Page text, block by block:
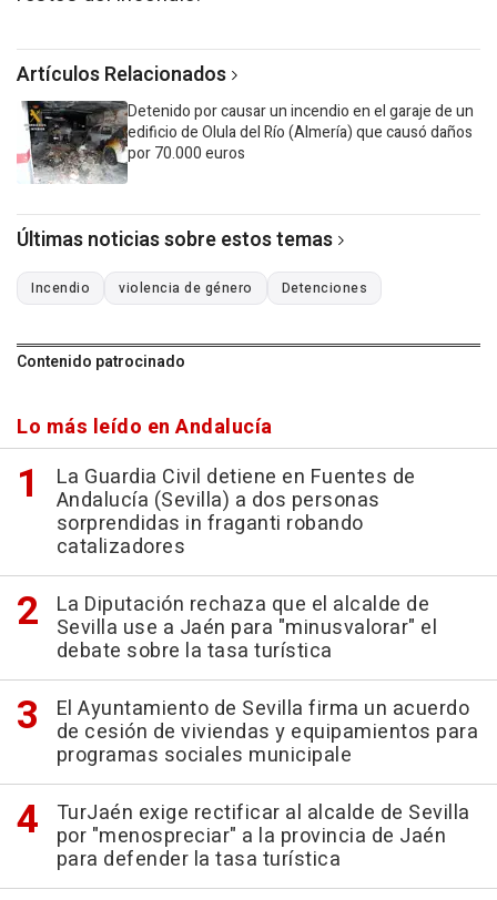
Artículos Relacionados
Detenido por causar un incendio en el garaje de un
edificio de Olula del Río (Almería) que causó daños
por 70.000 euros
Últimas noticias sobre estos temas
Incendio violencia de género Detenciones
Contenido patrocinado
Lo más leído en Andalucía
La Guardia Civil detiene en Fuentes de
Andalucía (Sevilla) a dos personas
sorprendidas in fraganti robando
catalizadores
La Diputación rechaza que el alcalde de
Sevilla use a Jaén para "minusvalorar" el
debate sobre la tasa turística
El Ayuntamiento de Sevilla firma un acuerdo
de cesión de viviendas y equipamientos para
programas sociales municipale
TurJaén exige rectificar al alcalde de Sevilla
por "menospreciar" a la provincia de Jaén
para defender la tasa turística